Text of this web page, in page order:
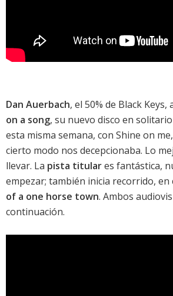
Dan Auerbach, el 50% de Black Keys,
on a song, su nuevo disco en
esta misma semana, con Shine on me
cierto modo nos decepcionaba. Lo
llevar. La pista titulares fantástica,
empezar; también inicia recorrido, en
of a one horse town. Ambos
continuación.